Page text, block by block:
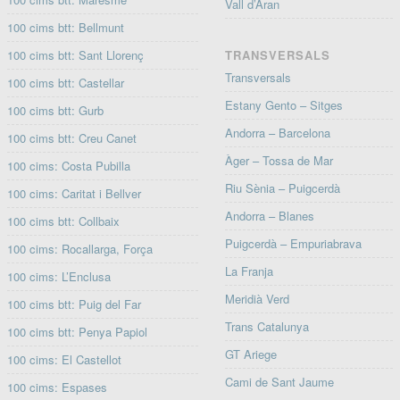
100 cims btt: Bellmunt
100 cims btt: Sant Llorenç
100 cims btt: Castellar
100 cims btt: Gurb
100 cims btt: Creu Canet
100 cims: Costa Pubilla
100 cims: Caritat i Bellver
100 cims btt: Collbaix
100 cims: Rocallarga, Força
100 cims: L’Enclusa
100 cims btt: Puig del Far
100 cims btt: Penya Papiol
100 cims: El Castellot
100 cims: Espases
Vall d’Aran
TRANSVERSALS
Transversals
Estany Gento – Sitges
Andorra – Barcelona
Àger – Tossa de Mar
Riu Sènia – Puigcerdà
Andorra – Blanes
Puigcerdà – Empuriabrava
La Franja
Meridià Verd
Trans Catalunya
GT Ariege
Cami de Sant Jaume